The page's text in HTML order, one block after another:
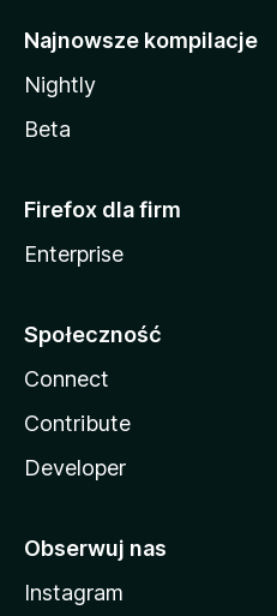
Najnowsze kompilacje
Nightly
Beta
Firefox dla firm
Enterprise
Społeczność
Connect
Contribute
Developer
Obserwuj nas
Instagram